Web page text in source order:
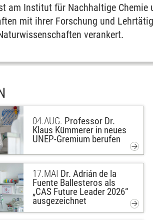
am Institut für Nachhaltige
mit ihrer Forschung und
verankert.
04.AUG. Professor Dr.
Klaus Kümmerer in neues
UNEP-Gremium berufen
17.MAI Dr. Adrián de la
Fuente Ballesteros als
„CAS Future Leader 2026“
ausgezeichnet